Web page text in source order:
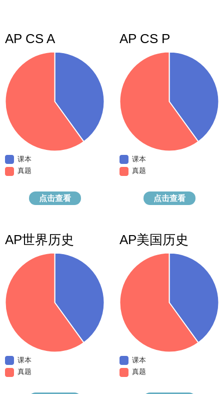
AP CS A
课本
真题
点击查看
AP CS P
课本
真题
点击查看
AP世界历史
课本
真题
AP美国历史
课本
真题